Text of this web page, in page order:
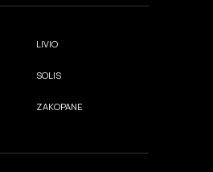
LIVIO
SOLIS
ZAKOPANE